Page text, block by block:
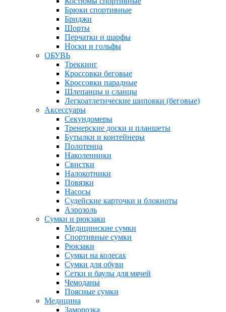
Брюки спортивные
Бриджи
Шорты
Перчатки и шарфы
Носки и гольфы
ОБУВЬ
Треккинг
Кроссовки беговые
Кроссовки парадные
Шлепанцы и сланцы
Легкоатлетические шиповки (беговые)
Аксессуары
Секундомеры
Тренерские доски и планшеты
Бутылки и контейнеры
Полотенца
Наколенники
Свистки
Налокотники
Повязки
Насосы
Судейские карточки и блокноты
Аэрозоль
Сумки и рюкзаки
Медицинские сумки
Спортивные сумки
Рюкзаки
Сумки на колесах
Сумки для обуви
Сетки и баулы для мячей
Чемоданы
Поясные сумки
Медицина
Заморозка